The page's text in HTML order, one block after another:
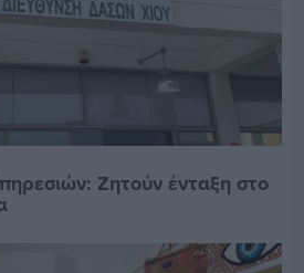
Ζητούν ένταξη στο